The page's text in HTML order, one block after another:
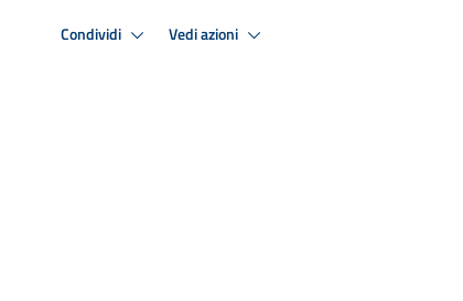
Condividi Vedi azioni